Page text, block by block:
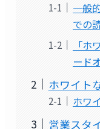
一般
での
「
ード
ホワイト
ホワ
営業スタ